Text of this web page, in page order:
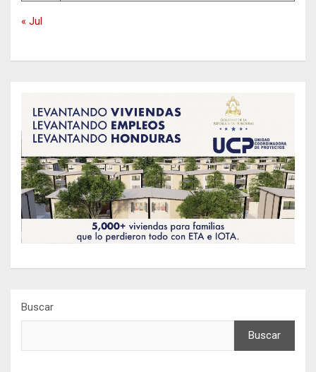
« Jul
Buscar
Buscar